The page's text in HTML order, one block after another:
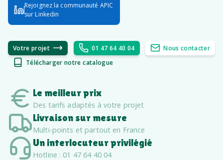
Rejoignez la communauté APIC
sur Linkedin
Votre projet 01 47 64 40 04
Nous contacter
Télécharger notre catalogue
Le meilleur prix
Des tarifs adaptés à votre projet
Livraison sur mesure
Multi-points et partout en France
Un interlocuteur privilégié
Hotline : 01 47 64 40 04